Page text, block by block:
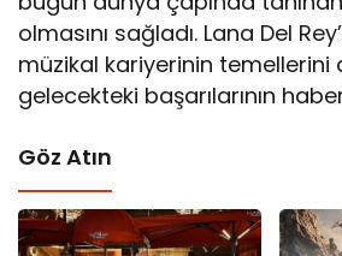
olmasını sağladı. Lana Del
müzikal kariyerinin temellerini
gelecekteki başarılarının
Göz Atın